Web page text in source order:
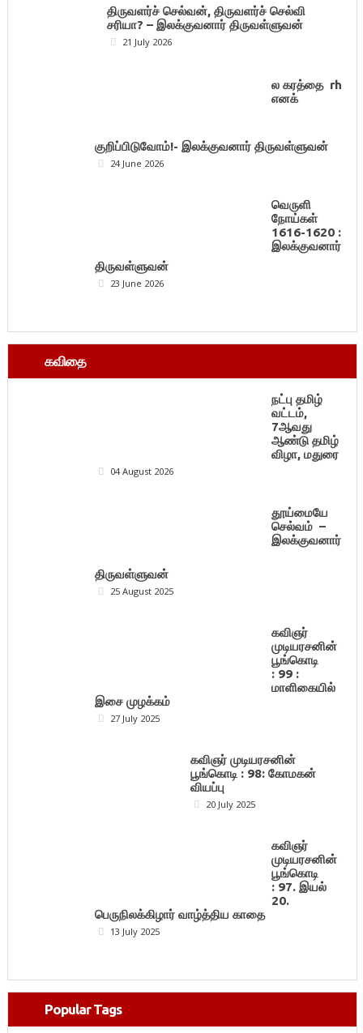
திருவளர்ச் செல்வன், திருவளர்ச் செல்வி
சரியா? – இலக்குவனார் திருவள்ளுவன்
21 July 2026
ல கரத்தை rh
எனக்
குறிப்பிடுவோம்!- இலக்குவனார் திருவள்ளுவன்
24 June 2026
வெருளி
நோய்கள்
1616-1620 :
இலக்குவனார்
திருவள்ளுவன்
23 June 2026
கவிதை
நட்பு தமிழ்
வட்டம்,
7ஆவது
ஆண்டு தமிழ்
விழா, மதுரை
04 August 2026
தூய்மையே
செல்வம் –
இலக்குவனார்
திருவள்ளுவன்
25 August 2025
கவிஞர்
முடியரசனின்
பூங்கொடி
: 99 :
மாளிகையில்
இசை முழக்கம்
27 July 2025
கவிஞர் முடியரசனின்
பூங்கொடி : 98: கோமகன்
வியப்பு
20 July 2025
கவிஞர்
முடியரசனின்
பூங்கொடி
: 97. இயல்
20.
பெருநிலக்கிழார் வாழ்த்திய காதை
13 July 2025
Popular Tags